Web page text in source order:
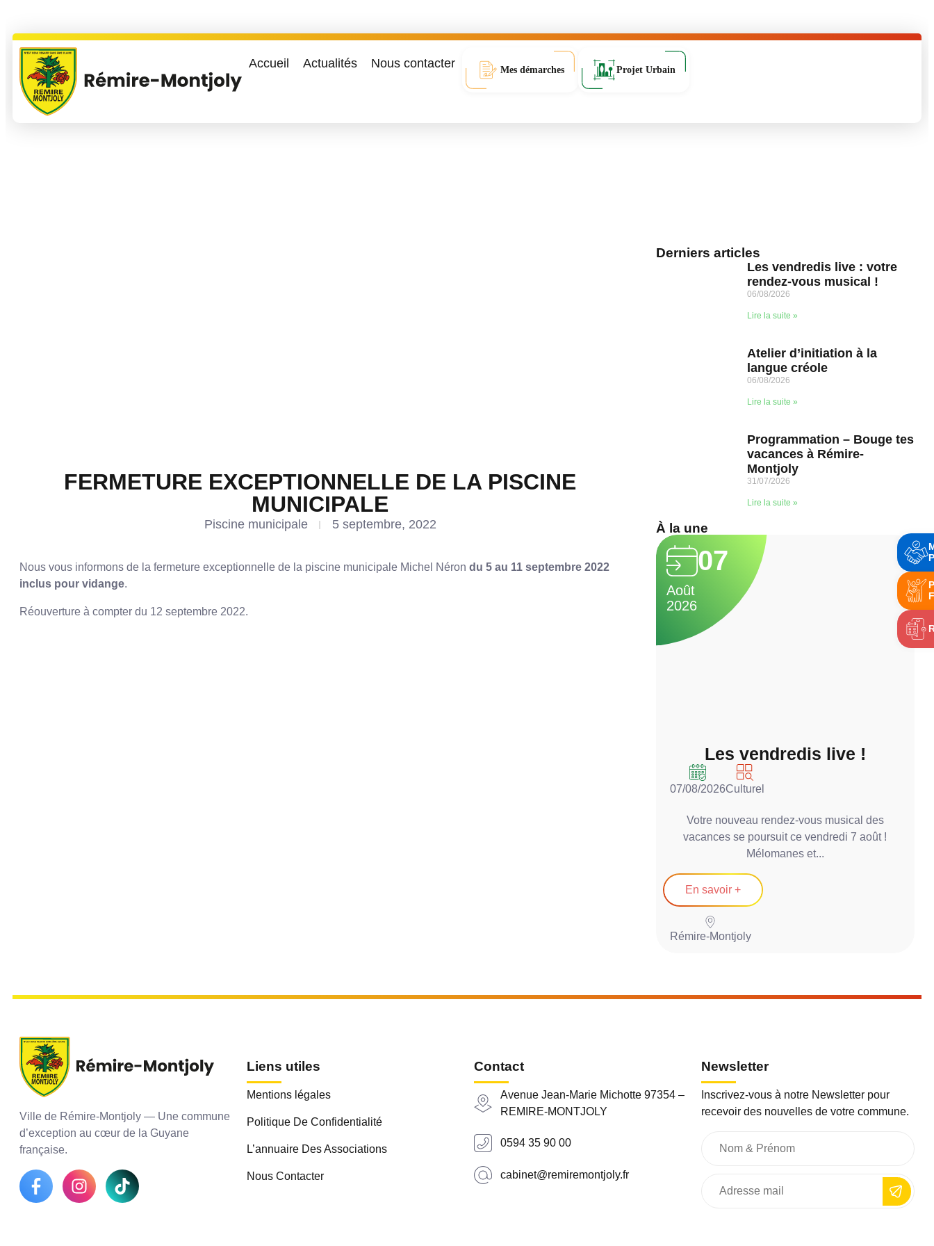
Accueil Actualités Nous contacter Mes démarches Projet Urbain
FERMETURE EXCEPTIONNELLE DE LA PISCINE
MUNICIPALE
Piscine municipale 5 septembre, 2022
Nous vous informons de la fermeture exceptionnelle de la piscine municipale Michel Néron du 5 au 11 septembre 2022
inclus pour vidange.
Réouverture à compter du 12 septembre 2022.
Derniers articles
Les vendredis live : votre
rendez-vous musical !
06/08/2026
Lire la suite »
Atelier d’initiation à la
langue créole
06/08/2026
Lire la suite »
Programmation – Bouge tes
vacances à Rémire-
Montjoly
31/07/2026
Lire la suite »
À la une
07
Août
2026
Les vendredis live !
07/08/2026Culturel
Votre nouveau rendez-vous musical des
vacances se poursuit ce vendredi 7 août !
Mélomanes et...
En savoir +
Rémire-Montjoly
Ville de Rémire-Montjoly — Une commune
d’exception au cœur de la Guyane
française.
Liens utiles
Mentions légales
Politique De Confidentialité
L’annuaire Des Associations
Nous Contacter
Contact
Avenue Jean-Marie Michotte 97354 –
REMIRE-MONTJOLY
0594 35 90 00
cabinet@remiremontjoly.fr
Newsletter
Inscrivez-vous à notre Newsletter pour
recevoir des nouvelles de votre commune.